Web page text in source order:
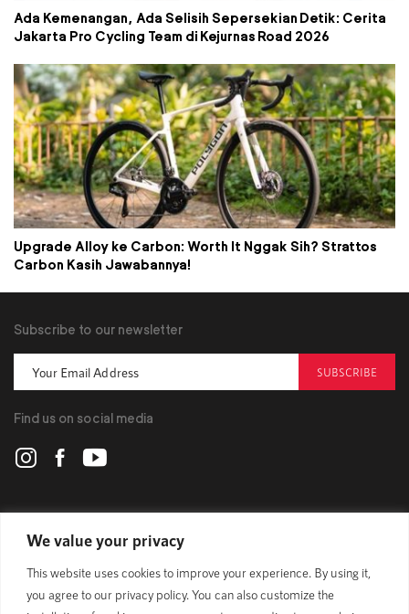
We value your privacy
This website uses cookies to improve your experience. By using it,
you agree to our privacy policy. You can also customize the
Ada Kemenangan, Ada Selisih Sepersekian Detik: Cerita
Jakarta Pro Cycling Team di Kejurnas Road 2026
Upgrade Alloy ke Carbon: Worth It Nggak Sih? Strattos
Carbon Kasih Jawabannya!
POLYGON
BIKES
Subscribe to our newsletter
SUBSCRIBE
Find us on social media